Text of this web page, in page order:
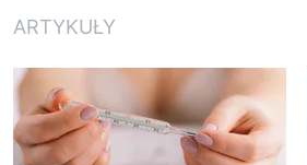
ARTYKUŁY